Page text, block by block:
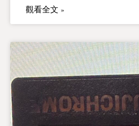
觀看全文 »